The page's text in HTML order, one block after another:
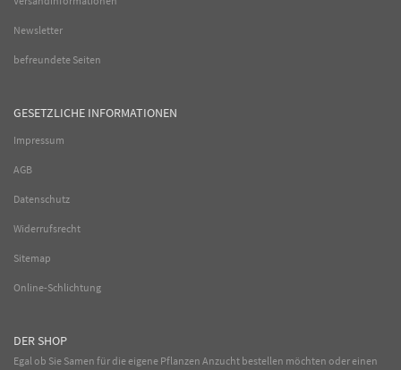
Newsletter
befreundete Seiten
GESETZLICHE INFORMATIONEN
Impressum
AGB
Datenschutz
Widerrufsrecht
Sitemap
Online-Schlichtung
DER SHOP
Egal ob Sie Samen für die eigene Pflanzen Anzucht bestellen möchten oder einen